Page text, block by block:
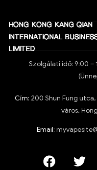
Szolgálati idő: 9:00 –
Cím: 200 Shun Fung utca,
város,
Email: